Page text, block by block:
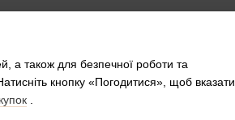
а також для безпечної роботи та
кнопку «Погодитися», щоб вказати